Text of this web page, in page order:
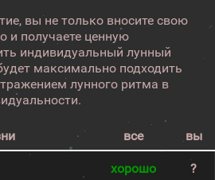
вы не только вносите свою
и получаете ценную
индивидуальный лунный
максимально подходить
лунного ритма в
все вы
хорошо ?